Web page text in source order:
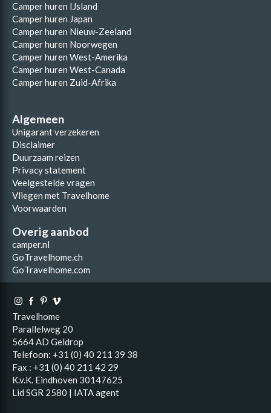
Camper huren IJsland
Camper huren Japan
Camper huren Nieuw-Zeeland
Camper huren Noorwegen
Camper huren West-Amerika
Camper huren West-Canada
Camper huren Zuid-Afrika
Algemeen
Unigarant verzekeren
Disclaimer
Duurzaam reizen
Privacy statement
Veelgestelde vragen
Vliegen met Travelhome
Voorwaarden
Overig aanbod
camper.nl
GoTravelhome.ch
GoTravelhome.com
Travelhome
Parallelweg 20
5664 AD Geldrop
Telefoon: +31 (0) 40 211 39 38
Fax : +31 (0) 40 211 42 29
K.v.K. Eindhoven 30147625
Lid SGR 2580 | IATA agent